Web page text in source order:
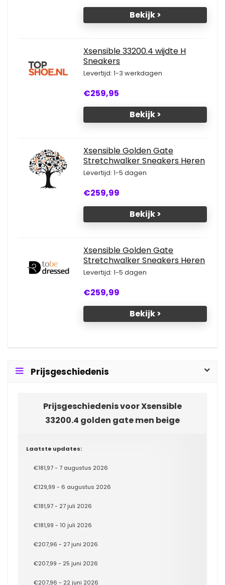
Bekijk >
Xsensible 33200.4 wijdte H
Sneakers
Levertijd: 1-3 werkdagen
€259,95
Bekijk >
Xsensible Golden Gate
Stretchwalker Sneakers Heren
Levertijd: 1-5 dagen
€259,99
Bekijk >
Xsensible Golden Gate
Stretchwalker Sneakers Heren
Levertijd: 1-5 dagen
€259,99
Bekijk >
Prijsgeschiedenis
Prijsgeschiedenis voor Xsensible
33200.4 golden gate men beige
Laatste updates:
€181,97 - 7 augustus 2026
€129,99 - 6 augustus 2026
€181,97 - 27 juli 2026
€181,99 - 10 juli 2026
€207,96 - 27 juni 2026
€207,99 - 25 juni 2026
€207,96 - 22 juni 2026